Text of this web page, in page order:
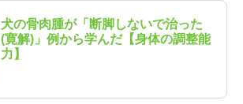
犬の骨肉腫が「断脚しないで治った
(寛解)」例から学んだ【身体の調整能
力】